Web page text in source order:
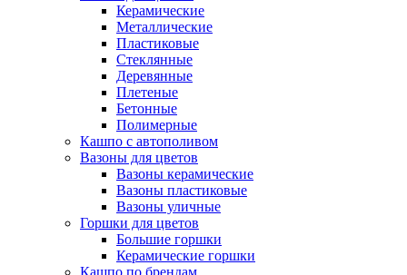
Керамические
Металлические
Пластиковые
Стеклянные
Деревянные
Плетеные
Бетонные
Полимерные
Кашпо с автополивом
Вазоны для цветов
Вазоны керамические
Вазоны пластиковые
Вазоны уличные
Горшки для цветов
Большие горшки
Керамические горшки
Кашпо по брендам